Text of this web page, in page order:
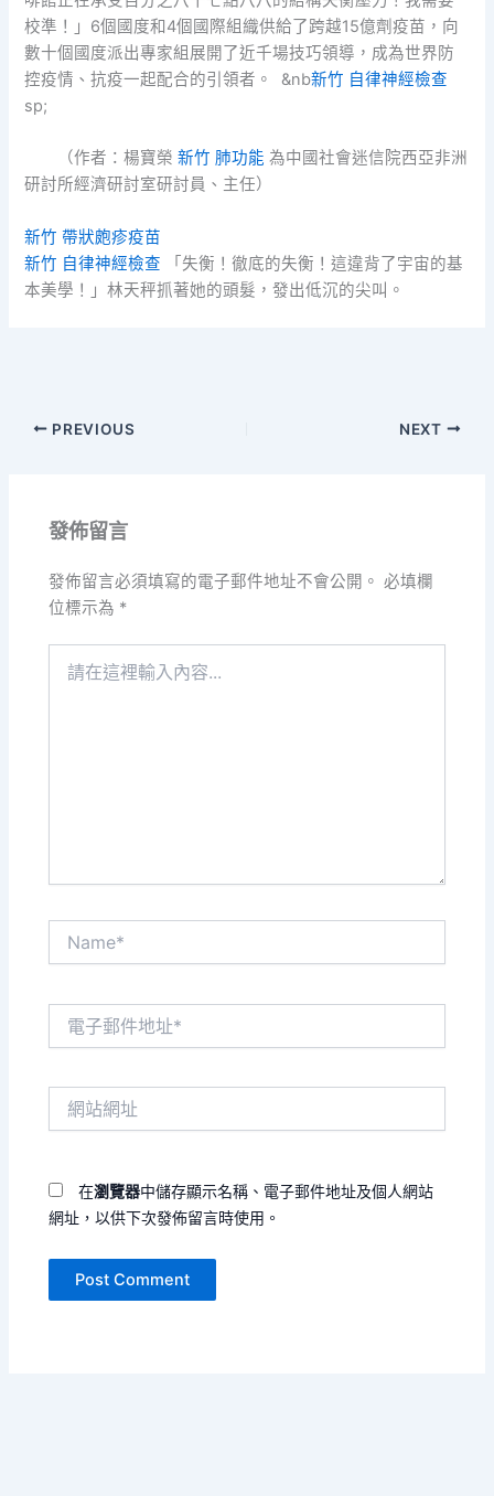
校準！」6個國度和4個國際組織供給了跨越15億劑疫苗，向
數十個國度派出專家組展開了近千場技巧領導，成為世界防
控疫情、抗疫一起配合的引領者。 &nb新竹 自律神經檢查
sp;
（作者： 楊寶榮 新竹 肺功能 為中國社會迷信院西亞非洲
研討所經濟研討室研討員、主任）
新竹 帶狀皰疹疫苗
新竹 自律神經檢查 「失衡！徹底的失衡！這違背了宇宙的基
本美學！」林天秤抓著她的頭髮，發出低沉的尖叫。
PREVIOUS NEXT
發佈留言
發佈留言必須填寫的電子郵件地址不會公開。 必填欄
位標示為 *
在瀏覽器中儲存顯示名稱、電子郵件地址及個人網站
網址，以供下次發佈留言時使用。